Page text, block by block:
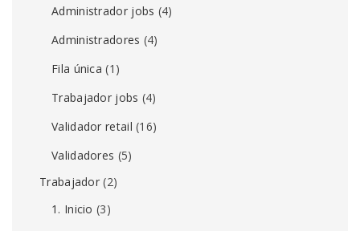
Administrador jobs (4)
Administradores (4)
Fila única (1)
Trabajador jobs (4)
Validador retail (16)
Validadores (5)
Trabajador (2)
1. Inicio (3)